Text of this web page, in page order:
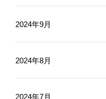
2024年9月
2024年8月
2024年7月